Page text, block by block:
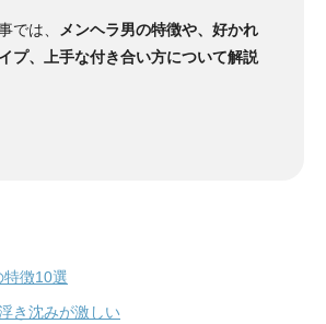
では、
メンヘラ男の特徴や、好かれ
プ、上手な付き合い方について解説
特徴10選
き沈みが激しい